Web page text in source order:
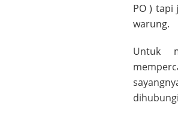
PO )
warung.
Untuk